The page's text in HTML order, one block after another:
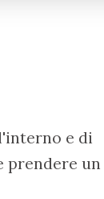
e di
prendere un